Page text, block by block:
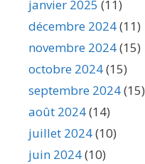
janvier 2025 (11)
décembre 2024(11)
novembre 2024(15)
octobre 2024(15)
septembre 2024(15)
août 2024(14)
juillet 2024(10)
juin 2024(10)